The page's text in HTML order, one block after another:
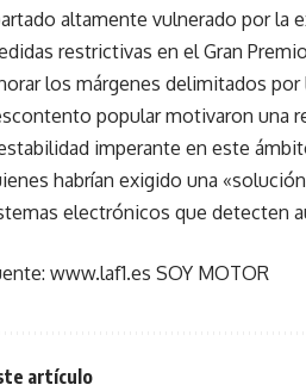
altamente vulnerado por la
restrictivas en el Gran
los márgenes delimitados
popular motivaron una
imperante en este
habrían exigido una
electrónicos que detecten
www.laf1.es SOY MOTOR
artículo